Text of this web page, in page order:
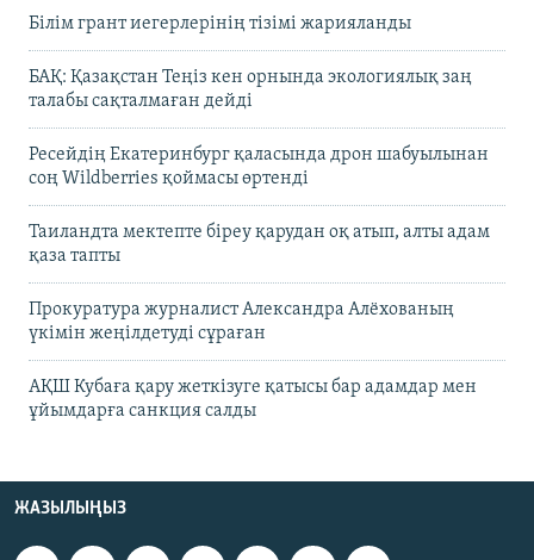
Білім грант иегерлерінің тізімі жарияланды
БАҚ: Қазақстан Теңіз кен орнында экологиялық заң
талабы сақталмаған дейді
Ресейдің Екатеринбург қаласында дрон шабуылынан
соң Wildberries қоймасы өртенді
Таиландта мектепте біреу қарудан оқ атып, алты адам
қаза тапты
Прокуратура журналист Александра Алёхованың
үкімін жеңілдетуді сұраған
АҚШ Кубаға қару жеткізуге қатысы бар адамдар мен
ұйымдарға санкция салды
ЖАЗЫЛЫҢЫЗ